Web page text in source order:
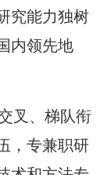
究能力独树
内领先地
叉、梯队衔
，专兼职研